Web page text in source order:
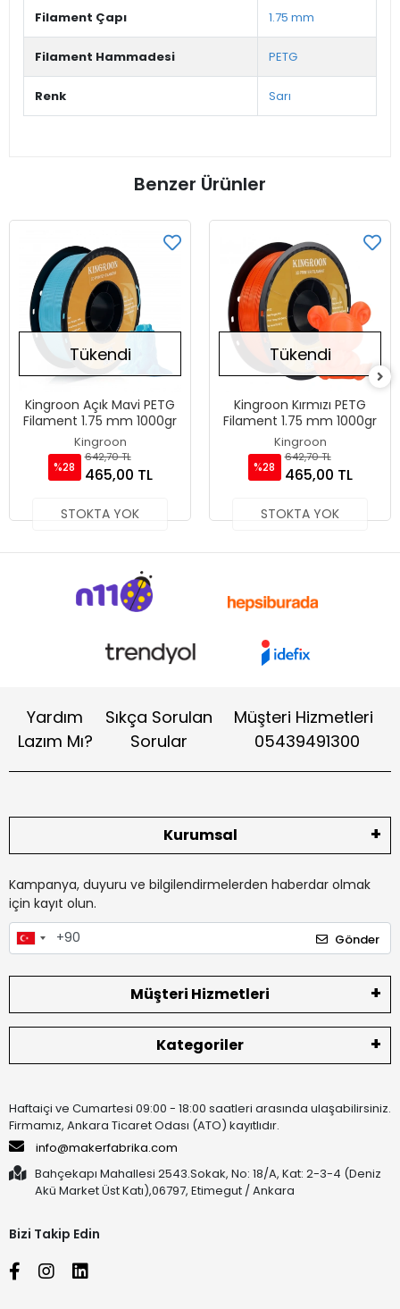
Filament Çapı 1.75 mm
Filament Hammadesi PETG
Renk Sarı
Benzer Ürünler
Tükendi
Kingroon Açık Mavi PETG
Filament 1.75 mm 1000gr
Kingroon
%28
642,70 TL
465,00 TL
STOKTA YOK
Tükendi
Kingroon Kırmızı PETG
Filament 1.75 mm 1000gr
Kingroon
%28
642,70 TL
465,00 TL
STOKTA YOK
Yardım
Lazım Mı?
Sıkça Sorulan
Sorular
Müşteri Hizmetleri
05439491300
Kurumsal
Kampanya, duyuru ve bilgilendirmelerden haberdar olmak
için kayıt olun.
Gönder
Müşteri Hizmetleri
Kategoriler
Haftaiçi ve Cumartesi 09:00 - 18:00 saatleri arasında ulaşabilirsiniz.
Firmamız, Ankara Ticaret Odası (ATO) kayıtlıdır.
info@makerfabrika.com
Bahçekapı Mahallesi 2543.Sokak, No: 18/A, Kat: 2-3-4 (Deniz
Akü Market Üst Katı),06797, Etimegut / Ankara
Bizi Takip Edin